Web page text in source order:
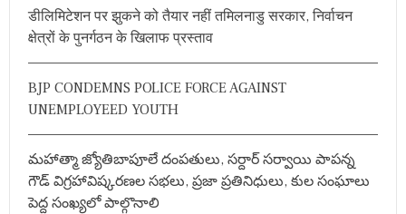
डीलिमिटेशन पर झुकने को तैयार नहीं तमिलनाडु सरकार, निर्वाचन
क्षेत्रों के पुनर्गठन के खिलाफ प्रस्ताव
BJP CONDEMNS POLICE FORCE AGAINST
UNEMPLOYEED YOUTH
మహాత్మా జ్యోతిబాపూలే దంపతులు, సర్దార్ సర్వాయి పాపన్న
గౌడ్ విగ్రహావిష్కరణల సభలు, ప్రజా ప్రతినిధులు, కుల సంఘాలు
పెద్ద సంఖ్యలో పాల్గొనాలి